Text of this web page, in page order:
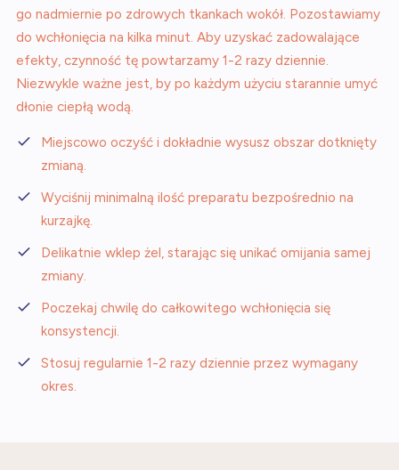
go nadmiernie po zdrowych tkankach wokół. Pozostawiamy
do wchłonięcia na kilka minut. Aby uzyskać zadowalające
efekty, czynność tę powtarzamy 1-2 razy dziennie.
Niezwykle ważne jest, by po każdym użyciu starannie umyć
dłonie ciepłą wodą.
Miejscowo oczyść i dokładnie wysusz obszar dotknięty
zmianą.
Wyciśnij minimalną ilość preparatu bezpośrednio na
kurzajkę.
Delikatnie wklep żel, starając się unikać omijania samej
zmiany.
Poczekaj chwilę do całkowitego wchłonięcia się
konsystencji.
Stosuj regularnie 1-2 razy dziennie przez wymagany
okres.